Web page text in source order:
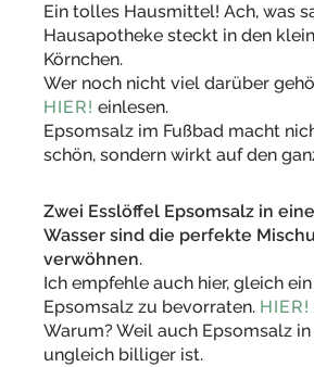
Ein tolles Hausmittel! Ach, was
Hausapotheke steckt in den
Körnchen.
Wer noch nicht viel darüber
HIER! einlesen.
Epsomsalz im Fußbad macht
schön, sondern wirkt auf den
Zwei Esslöffel Epsomsalz in
Wasser sind die perfekte
verwöhnen.
Ich empfehle auch hier, gleich
Epsomsalz zu bevorraten. HIER!
Warum? Weil auch Epsomsalz
ungleich billiger ist.